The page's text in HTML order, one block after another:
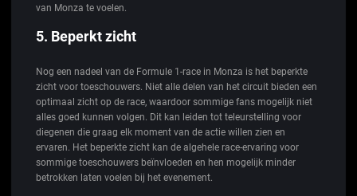
van Monza te voelen.
5. Beperkt zicht
Nog een nadeel van de Formule 1-race in Monza is het beperkte
zicht voor toeschouwers. Niet alle delen van het circuit bieden een
optimaal zicht op de race, waardoor sommige fans mogelijk niet
alles goed kunnen volgen. Dit kan leiden tot teleurstelling voor
diegenen die graag elk moment van de actie willen zien en
ervaren. Het beperkte zicht kan de algehele race-ervaring voor
sommige toeschouwers beïnvloeden en hen mogelijk minder
betrokken laten voelen bij het evenement.